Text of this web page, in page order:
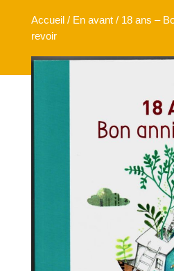
Accueil/ En avant/ 18 ans –
revoir